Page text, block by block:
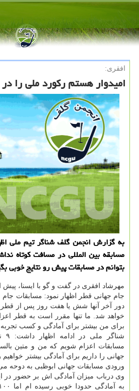
افقری:
امیدوار هستم رکورد ملی را در
به گزارش انجمن گلف شناگر تیم ملی
مسابقه بین المللی در مسافت کوتاه
بتوانم در مسابقات پیش رو نتایج خوبی
مهرشاد افقری در گفت و گو با ایسنا، پیش
جام جهانی قطر اظهار نمود: مسابقات
دور آخر آنها شش یا هفت روز پس از قطر
خواهد شد. ما تنها مقرر است به قطر
برای من بیشتر برای آمادگی و کسب
مسابقات اعزام شویم که من و متین
جهانی را داریم برای آمادگی بیشتر
ورودی مسابقات جهانی ابوظبی به دوحه می
وی درباب میزان آمادگی اش بر حضور در